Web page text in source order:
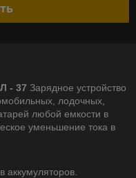
- 37 Зарядное устройство
лодочных,
любой емкости в
уменьшение тока в
аккумуляторов.